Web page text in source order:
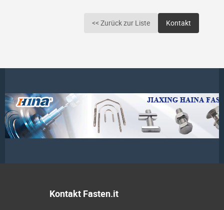
<< Zurück zur Liste Kontakt
Kontakt Fasten.it